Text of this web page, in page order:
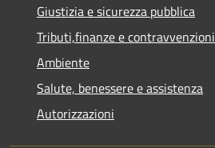
Giustizia e sicurezza pubblica
Tributi,finanze e contravvenzioni
Ambiente
Salute, benessere e assistenza
Autorizzazioni